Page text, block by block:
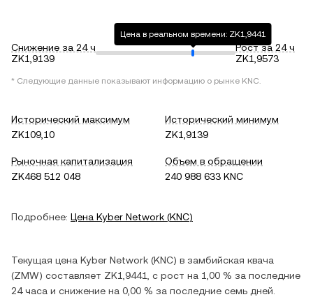
Снижение за 24 ч
ZK1,9139
Цена в реальном времени: ZK1,9441
Рост за 24 ч
ZK1,9573
* Следующие данные показывают информацию о рынке KNC.
Исторический максимум
ZK109,10
Исторический минимум
ZK1,9139
Рыночная капитализация
ZK468 512 048
Объем в обращении
240 988 633 KNC
Подробнее: Цена Kyber Network (KNC)
Текущая цена Kyber Network (KNC) в замбийская квача
(ZMW) составляет ZK1,9441 , c рост на 1,00 % за последние
24 часа и снижение на 0,00 % за последние семь дней.